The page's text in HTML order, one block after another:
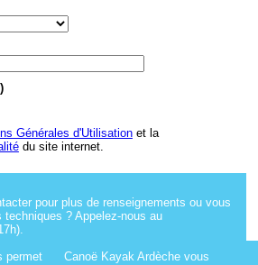
Générales d'Utilisationet la
du site internet.
pour plus de renseignements ou vous
? Appelez-nous au
permet
Canoë Kayak Ardèche vous